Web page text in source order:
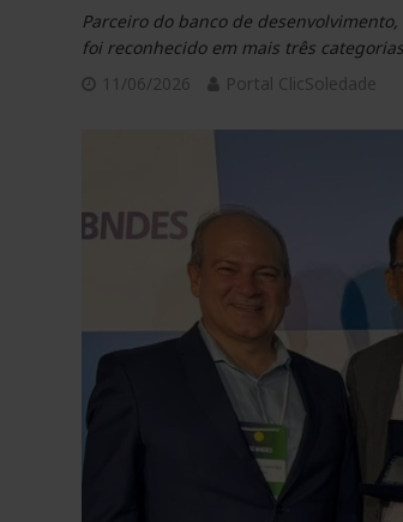
Parceiro do banco de
foi reconhecido em mais três categorias
11/06/2026
Portal ClicSoledade